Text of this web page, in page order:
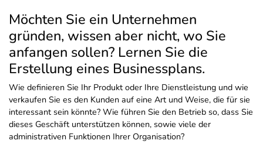
Möchten Sie ein Unternehmen
gründen, wissen aber nicht, wo Sie
anfangen sollen? Lernen Sie die
Erstellung eines Businessplans.
Wie definieren Sie Ihr Produkt oder Ihre Dienstleistung und wie
verkaufen Sie es den Kunden auf eine Art und Weise, die für sie
interessant sein könnte? Wie führen Sie den Betrieb so, dass Sie
dieses Geschäft unterstützen können, sowie viele der
administrativen Funktionen Ihrer Organisation?